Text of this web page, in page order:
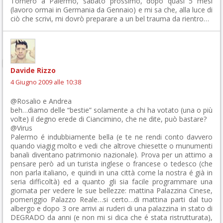
(lavoro ormai in Germania da Gennaio) e mi sa che, alla luce di
ciò che scrivi, mi dovrò preparare a un bel trauma da rientro…
Davide Rizzo
4 Giugno 2009 alle 10:38
@Rosalio e Andrea
beh…diamo delle “bestie” solamente a chi ha votato (una o più
volte) il degno erede di Ciancimino, che ne dite, può bastare?
@Virus
Palermo é indubbiamente bella (e te ne rendi conto davvero
quando viagig molto e vedi che altrove chiesette o munumenti
banali diventano patrimonio nazionale). Prova per un attimo a
pensare però ad un turista inglese o francese o tedesco (che
non parla italiano, e quindi in una città come la nostra é già in
seria difficoltà) ed a quanto gli sia facile programmare una
giornata per vedere le sue bellezze: mattina Palazzina Cinese,
pomeriggio Palazzo Reale…si certo…di mattina parti dal tuo
albergo e dopo 3 ore arrivi ai ruderi di una palazzina in stato di
DEGRADO da anni (e non mi si dica che é stata ristrutturata),